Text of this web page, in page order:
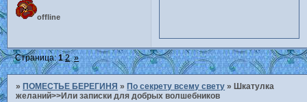
offline
Страница:1 2 »
» ПОМЕСТЬЕ БЕРЕГИНЯ » По секрету всему свету » Шкатулка
желаний>>Или записки для добрых волшебников